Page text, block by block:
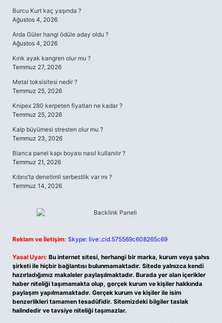
Burcu Kurt kaç yaşında ?
Ağustos 4, 2026
Arda Güler hangi ödüle aday oldu ?
Ağustos 4, 2026
Kırık ayak kangren olur mu ?
Temmuz 27, 2026
Metal toksisitesi nedir ?
Temmuz 25, 2026
Knipex 280 kerpeten fiyatları ne kadar ?
Temmuz 25, 2026
Kalp büyümesi stresten olur mu ?
Temmuz 23, 2026
Bianca panel kapı boyası nasıl kullanılır ?
Temmuz 21, 2026
Kıbrıs’ta denetimli serbestlik var mı ?
Temmuz 14, 2026
Reklam ve İletişim: Skype: live:.cid.575569c608265c69
Yasal Uyarı: Bu internet sitesi, herhangi bir marka, kurum veya şahıs
şirketi ile hiçbir bağlantısı bulunmamaktadır. Sitede yalnızca kendi
hazırladığımız makaleler paylaşılmaktadır. Burada yer alan içerikler
haber niteliği taşımamakta olup, gerçek kurum ve kişiler hakkında
paylaşım yapılmamaktadır. Gerçek kurum ve kişiler ile isim
benzerlikleri tamamen tesadüfidir. Sitemizdeki bilgiler taslak
halindedir ve tavsiye niteliği taşımazlar.